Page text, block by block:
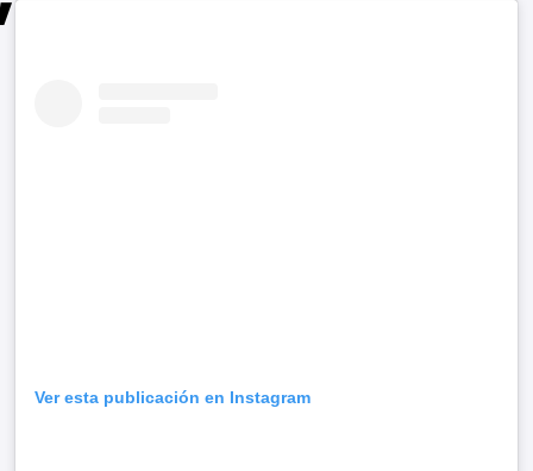
Ver esta publicación en Instagram